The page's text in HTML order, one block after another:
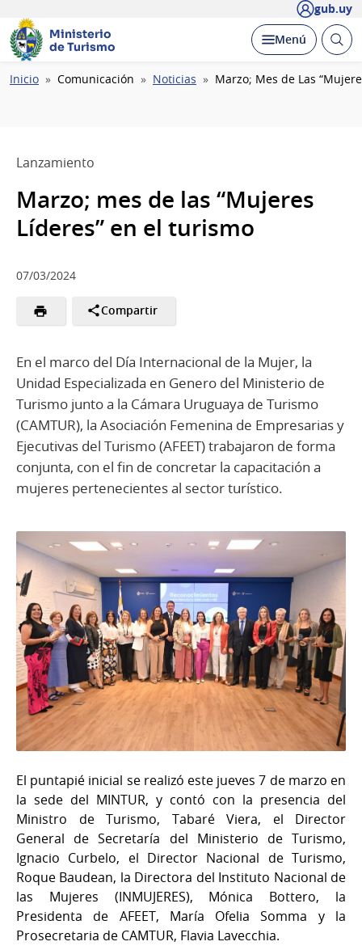
gub.uy
Ministerio
de Turismo
Desplegar
Menú Abrir
Ruta
Inicio Comunicación Noticias Marzo; Mes de Las
Lanzamiento
Marzo; mes de las “Mujeres
Líderes” en el turismo
07/03/2024
Compartir
En el marco del Día Internacional de la Mujer, la
Unidad Especializada en Genero del Ministerio de
Turismo junto a la Cámara Uruguaya de Turismo
(CAMTUR), la Asociación Femenina de Empresarias y
Ejecutivas del Turismo (AFEET) trabajaron de forma
conjunta, con el fin de concretar la capacitación a
mujeres pertenecientes al sector turístico.
El puntapié inicial se realizó este jueves 7 de marzo en
la sede del MINTUR, y contó con la presencia del
Ministro de Turismo, Tabaré Viera, el Director
General de Secretaría del Ministerio de Turismo,
Ignacio Curbelo, el Director Nacional de Turismo,
Roque Baudean, la Directora del Instituto Nacional de
las Mujeres (INMUJERES), Mónica Bottero, la
Presidenta de AFEET, María Ofelia Somma y la
Prosecretaria de CAMTUR, Flavia Lavecchia.